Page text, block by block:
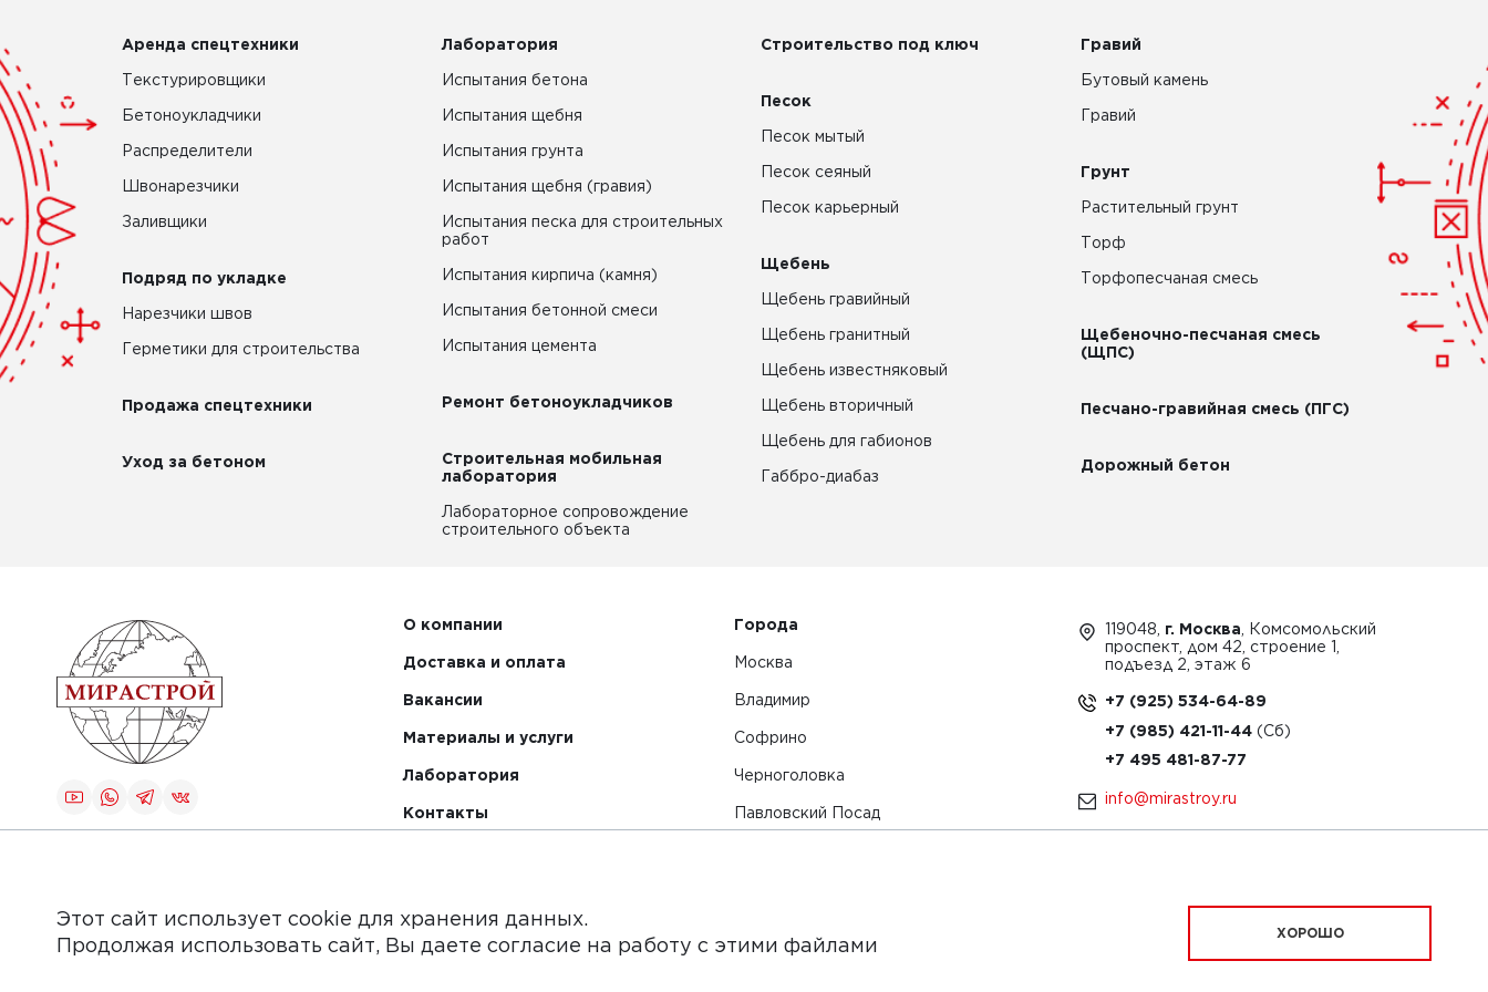
Аренда спецтехники
Текстурировщики
Бетоноукладчики
Распределители
Швонарезчики
Заливщики
Подряд по укладке
Нарезчики швов
Герметики для строительства
Продажа спецтехники
Уход за бетоном
Лаборатория
Испытания бетона
Испытания щебня
Испытания грунта
Испытания щебня (гравия)
Испытания песка для строительных
работ
Испытания кирпича (камня)
Испытания бетонной смеси
Испытания цемента
Ремонт бетоноукладчиков
Строительная мобильная
лаборатория
Лабораторное сопровождение
строительного объекта
Строительство под ключ
Песок
Песок мытый
Песок сеяный
Песок карьерный
Щебень
Щебень гравийный
Щебень гранитный
Щебень известняковый
Щебень вторичный
Щебень для габионов
Габбро-диабаз
Гравий
Бутовый камень
Гравий
Грунт
Растительный грунт
Торф
Торфопесчаная смесь
Щебеночно-песчаная смесь
(ЩПС)
Песчано-гравийная смесь (ПГС)
Дорожный бетон
О компании
Доставка и оплата
Вакансии
Материалы и услуги
Лаборатория
Контакты
Города
Москва
Владимир
Софрино
Черноголовка
Павловский Посад
119048, г. Москва , Комсомольский
проспект, дом 42, строение 1,
подъезд 2, этаж 6
+7 (925) 534-64-89
+7 (985) 421-11-44
+7 495 481-87-77
info@mirastroy.ru
Обращаем Ваше внимание на то, что данный интернет-сайт и его содержимое носит исключительно информационный характер и ни при каких условиях
Этот сайт использует cookie для хранения данных.
Продолжая использовать сайт, Вы даете согласие на работу с этими файлами
ХОРОШО